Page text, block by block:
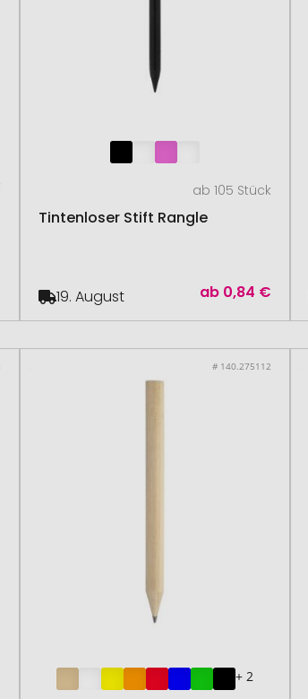
ab 105 Stück
Tintenloser Stift Rangle
ab 0,84 €
19. August
# 140.275112
+ 2